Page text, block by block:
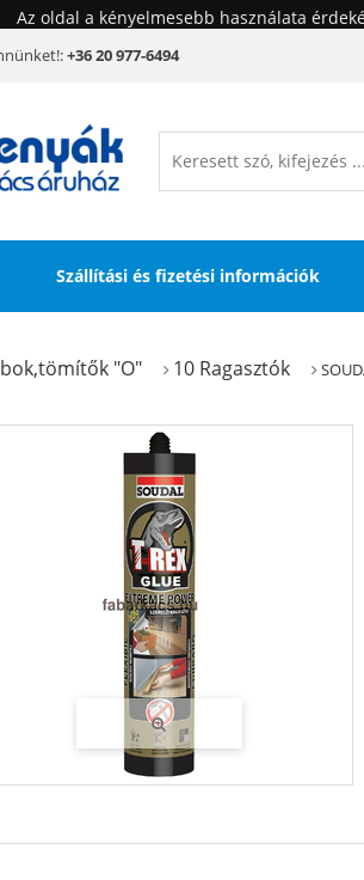
Az oldal a kényelmesebb használata
+36 20 977-6494
Szállítási és fizetési információk
"O" 10 Ragasztók